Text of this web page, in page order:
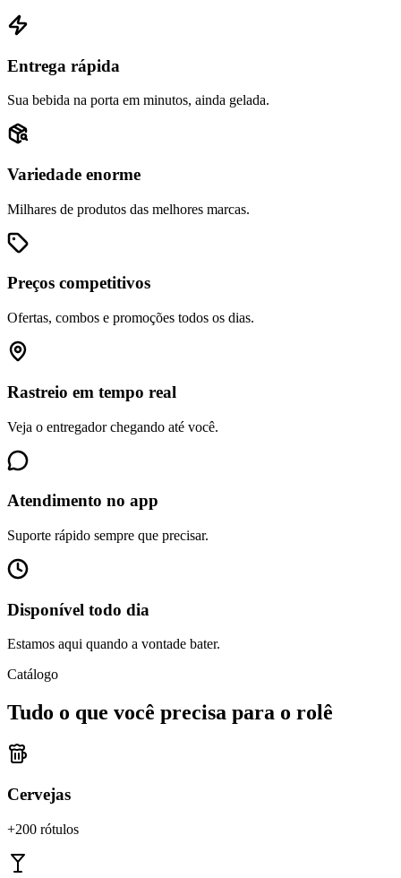
Entrega rápida
Sua bebida na porta em minutos, ainda gelada.
Variedade enorme
Milhares de produtos das melhores marcas.
Preços competitivos
Ofertas, combos e promoções todos os dias.
Rastreio em tempo real
Veja o entregador chegando até você.
Atendimento no app
Suporte rápido sempre que precisar.
Disponível todo dia
Estamos aqui quando a vontade bater.
Catálogo
Tudo o que você precisa para o rolê
Cervejas
+200 rótulos